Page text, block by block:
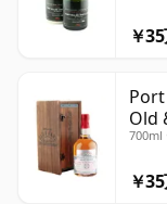
￥
Old
700ml
￥